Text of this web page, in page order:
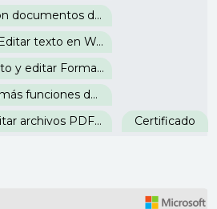
Módulo 2 - Trabajar con documentos de Word
Módulo 3 - Diseñar y Editar texto en Word
Módulo 4 - Dar formato y editar Formas en Word
Módulo 5 - Descubrir más funciones de Word
Módulo 6 - Crear y editar archivos PDF en Word
Certificado